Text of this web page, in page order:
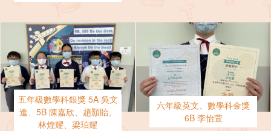
五年級數學科銀獎 5A 吳文
進、5B 陳嘉欣、趙顥貽、
林煌耀、梁珀耀
六年級英文、數學科金獎
6B 李怡萱